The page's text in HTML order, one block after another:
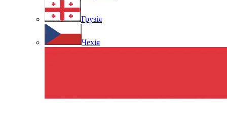
Грузія
Чехія